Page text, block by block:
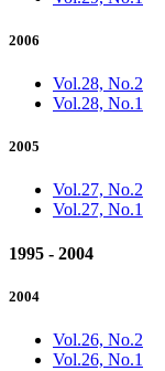
2006
Vol.28, No.2
Vol.28, No.1
2005
Vol.27, No.2
Vol.27, No.1
1995 - 2004
2004
Vol.26, No.2
Vol.26, No.1